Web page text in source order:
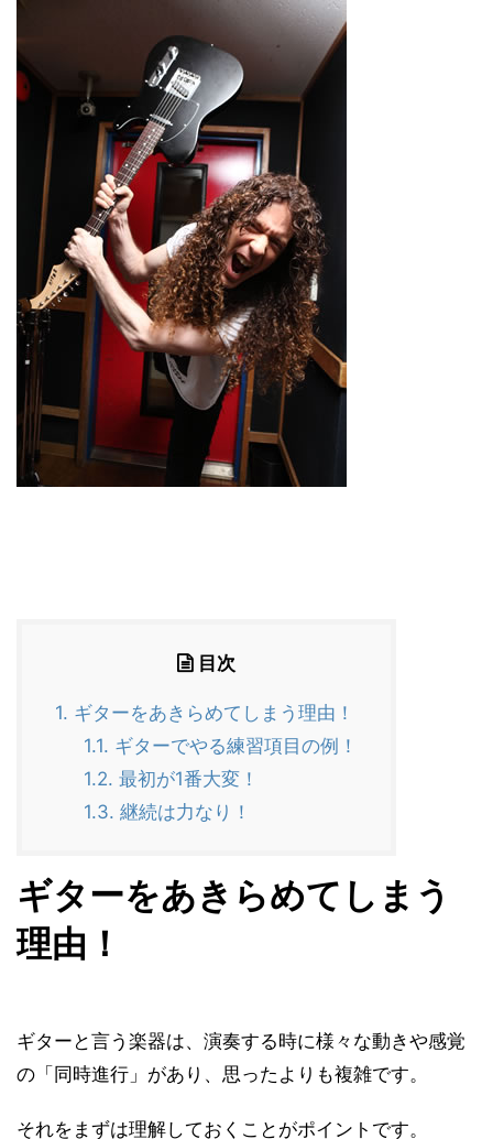
目次
1. ギターをあきらめてしまう理由！
1.1. ギターでやる練習項目の例！
1.2. 最初が1番大変！
1.3. 継続は力なり！
ギターをあきらめてしまう
理由！
ギターと言う楽器は、演奏する時に様々な動きや感覚
の「同時進行」があり、思ったよりも複雑です。
それをまずは理解しておくことがポイントです。